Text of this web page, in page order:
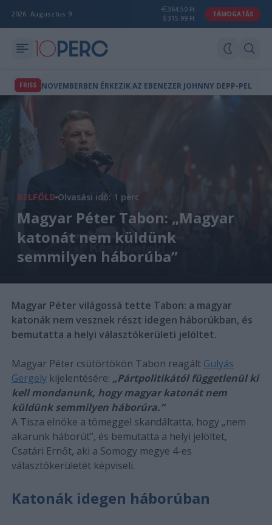
2026. Augusztus 9.
364.50 Ft
315.99 Ft
TÁMOGATÁS
FRISS NOVEMBERBEN ÉRKEZIK AZ EBENEZER JOHNNY DEPP-PEL
BELFÖLD Olvasási idő: 1 perc
Magyar Péter Tabon: „Magyar
katonát nem küldünk
semmilyen háborúba”
Magyar Péter világossá tette Tabon: a magyar
katonák nem vesznek részt idegen háborúkban, és
bemutatta a helyi választókerületi jelöltet.
Magyar Péter csütörtökön Tabon reagált Gulyás
Gergelykijelentésére: „Pártpolitikától függetlenül ki
kell mondanunk, hogy magyar katonát nem
küldünk semmilyen háborúra.”
A Tisza elnöke a tömeggel skandáltatta, hogy „nem
akarunk háborút”, és bemutatta a helyi jelöltet,
Csatári Ernőt, aki a Somogy megye 4-es
választókerületét képviseli.
Katonák idegen háborúban